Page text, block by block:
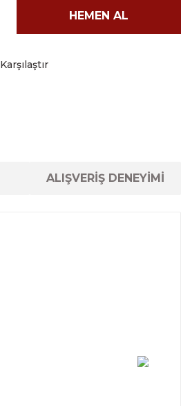
HEMEN AL
Karşılaştır
ALIŞVERİŞ DENEYİMİ